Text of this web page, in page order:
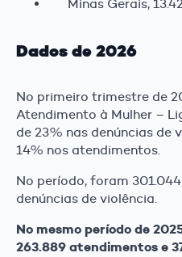
Minas Gerais,
Dados de 2026
No primeiro trimestre de
Atendimento à Mulher –
de 23% nas denúncias de
14% nos atendimentos.
No período, foram
denúncias de violência.
No mesmo período de
263.889 atendimentos e